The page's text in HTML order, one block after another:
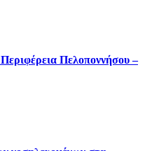
Πελοποννήσου –